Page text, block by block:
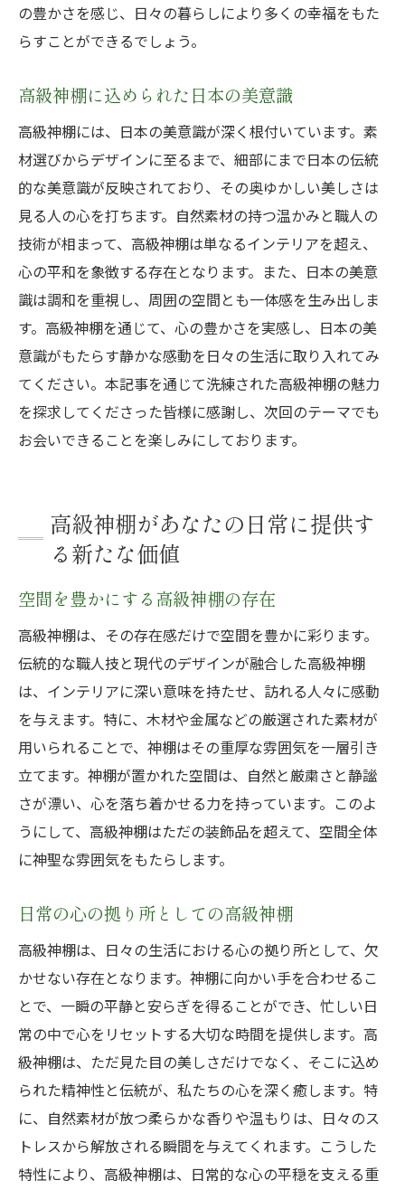
の豊かさを感じ、日々の暮らしにより多くの幸福をもた
らすことができるでしょう。
高級神棚に込められた日本の美意識
高級神棚には、日本の美意識が深く根付いています。素
材選びからデザインに至るまで、細部にまで日本の伝統
的な美意識が反映されており、その奥ゆかしい美しさは
見る人の心を打ちます。自然素材の持つ温かみと職人の
技術が相まって、高級神棚は単なるインテリアを超え、
心の平和を象徴する存在となります。また、日本の美意
識は調和を重視し、周囲の空間とも一体感を生み出しま
す。高級神棚を通じて、心の豊かさを実感し、日本の美
意識がもたらす静かな感動を日々の生活に取り入れてみ
てください。本記事を通じて洗練された高級神棚の魅力
を探求してくださった皆様に感謝し、次回のテーマでも
お会いできることを楽しみにしております。
高級神棚があなたの日常に提供す
る新たな価値
空間を豊かにする高級神棚の存在
高級神棚は、その存在感だけで空間を豊かに彩ります。
伝統的な職人技と現代のデザインが融合した高級神棚
は、インテリアに深い意味を持たせ、訪れる人々に感動
を与えます。特に、木材や金属などの厳選された素材が
用いられることで、神棚はその重厚な雰囲気を一層引き
立てます。神棚が置かれた空間は、自然と厳粛さと静謐
さが漂い、心を落ち着かせる力を持っています。このよ
うにして、高級神棚はただの装飾品を超えて、空間全体
に神聖な雰囲気をもたらします。
日常の心の拠り所としての高級神棚
高級神棚は、日々の生活における心の拠り所として、欠
かせない存在となります。神棚に向かい手を合わせるこ
とで、一瞬の平静と安らぎを得ることができ、忙しい日
常の中で心をリセットする大切な時間を提供します。高
級神棚は、ただ見た目の美しさだけでなく、そこに込め
られた精神性と伝統が、私たちの心を深く癒します。特
に、自然素材が放つ柔らかな香りや温もりは、日々のス
トレスから解放される瞬間を与えてくれます。こうした
特性により、高級神棚は、日常的な心の平穏を支える重